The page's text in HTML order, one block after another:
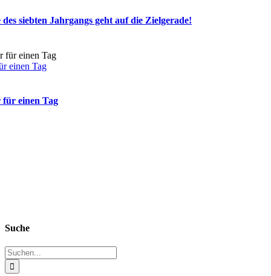
siebten Jahrgangs geht auf die Zielgerade!
einen Tag
einen Tag
Suche
Suche
nach: